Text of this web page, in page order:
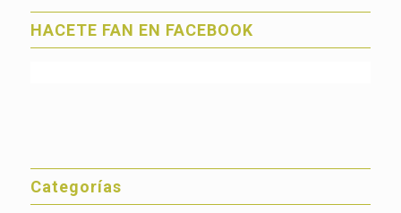
HACETE FAN EN FACEBOOK
Categorías